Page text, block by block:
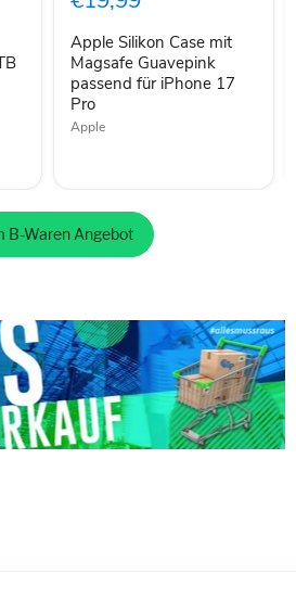
Magsafe
passend
für
iPhone
17
Pro
Apple Silikon Case mit
Magsafe Guavepink
passend für iPhone 17
Pro
Apple
B-Waren Angebot